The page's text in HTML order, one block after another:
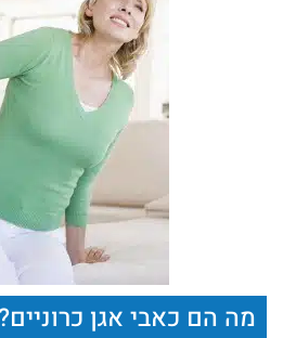
מה הם כאבי אגן